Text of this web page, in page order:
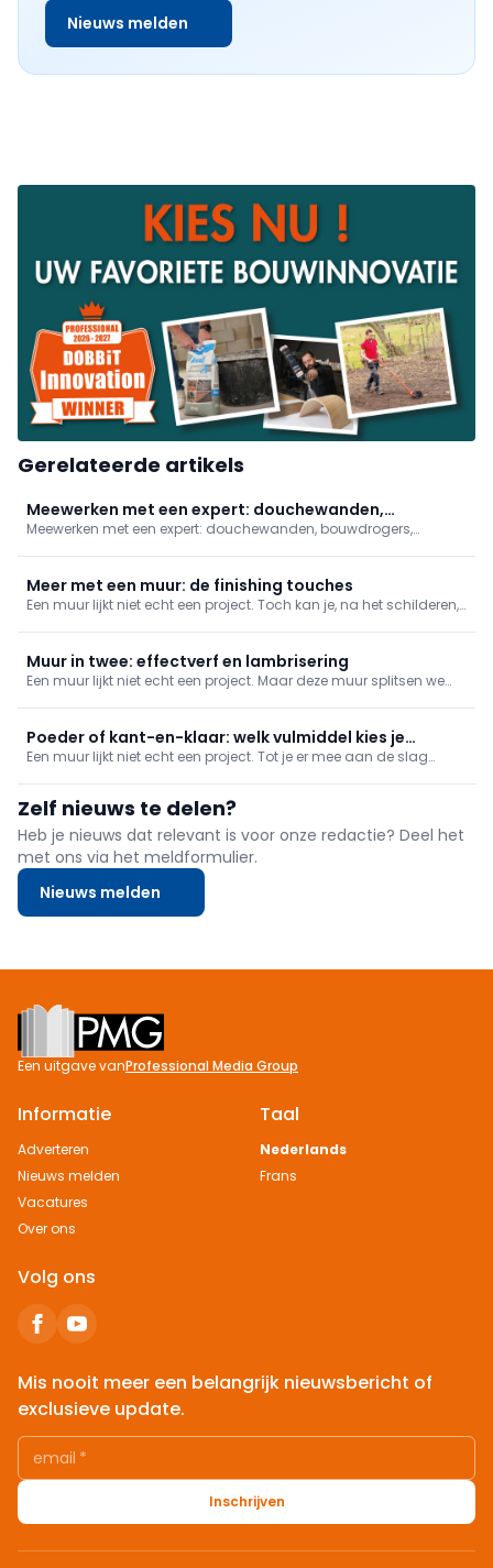
Nieuws melden
Gerelateerde artikels
Meewerken met een expert: douchewanden,
bouwdrogers, gevelisolatie en asbest herkennen
Meewerken met een expert: douchewanden, bouwdrogers,
Meer met een muur: de finishing touches
Een muur lijkt niet echt een project. Toch kan je, na het schilderen,
Muur in twee: effectverf en lambrisering
Een muur lijkt niet echt een project. Maar deze muur splitsen we
Poeder of kant-en-klaar: welk vulmiddel kies je
wanneer?
Een muur lijkt niet echt een project. Tot je er mee aan de slag
vulmiddel in poedervorm? We doen de test.
Zelf nieuws te delen?
Heb je nieuws dat relevant is voor onze redactie? Deel het
met ons via het meldformulier.
Nieuws melden
Footer
Een uitgave vanProfessional Media Group
Informatie
Adverteren
Nieuws melden
Vacatures
Over ons
Taal
Nederlands
Frans
Volg ons
Mis nooit meer een belangrijk nieuwsbericht of
exclusieve update.
email *
Inschrijven